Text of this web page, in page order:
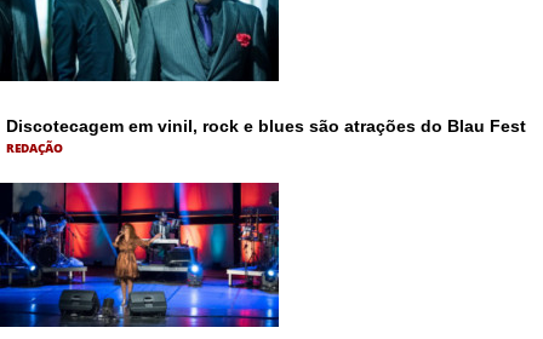
Discotecagem em vinil, rock e blues são atrações do Blau Fest
REDAÇÃO